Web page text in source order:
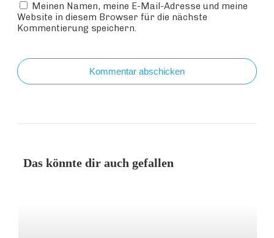
Meinen Namen, meine E-Mail-Adresse und meine
Website in diesem Browser für die nächste
Kommentierung speichern.
Kommentar abschicken
Das könnte dir auch gefallen